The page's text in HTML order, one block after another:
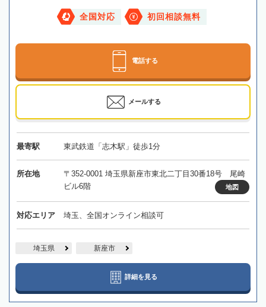
全国対応 初回相談無料
電話する
メールする
最寄駅 東武鉄道「志木駅」徒歩1分
所在地
〒352-0001 埼玉県新座市東北二丁目30番18号 尾崎
ビル6階
地図
対応エリア 埼玉、全国オンライン相談可
埼玉県 新座市
詳細を見る